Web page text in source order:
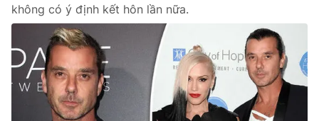
Pháp luật
Y tế
Thế giới
không có ý định kết hôn lần nữa.